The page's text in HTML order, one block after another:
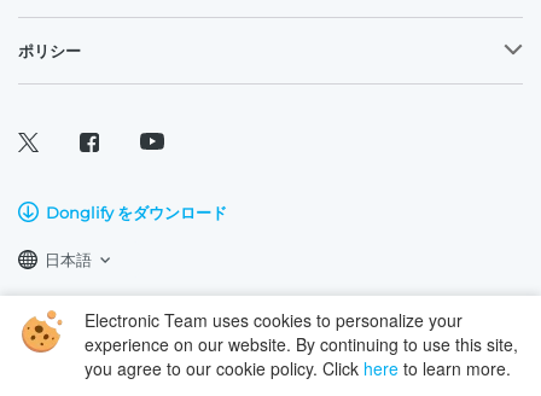
Electronic Team uses cookies to personalize your
experience on our website. By continuing to use this site,
you agree to our cookie policy. Click here to learn more.
ポリシー
Donglify をダウンロード
日本語
Copyright © 2023 Electronic Team, Inc.、その関連会社およびライセンサ
ー。法律情報。
11890 Sunrise Valley Dr, Ste 111, Reston, VA 20191, USA • +12023358465 •